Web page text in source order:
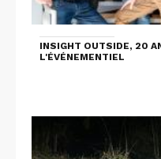
INSIGHT OUTSIDE, 20
L'ÉVÉNEMENTIEL